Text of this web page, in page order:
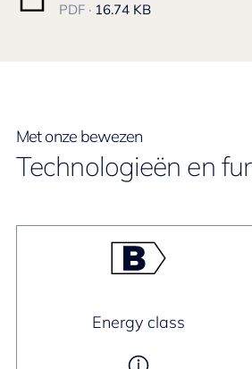
PDF · 16.74 KB
Met onze bewezen
Technologieën en
Energy class